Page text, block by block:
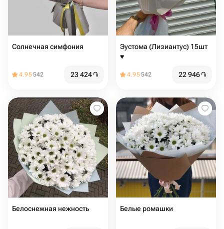
Солнечная симфония
4.95542 23 424֏
Эустома (Лизиантус) 15шт
♥️
4.95542 22 946֏
Белоснежная нежность Белые ромашки